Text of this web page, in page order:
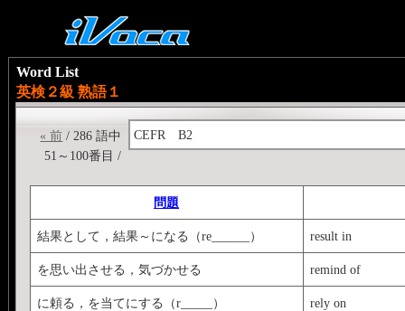
Word List
英検２級 熟語１
CEFR B2
« 前 / 286 語中
51～100番目 /
問題
結果として，結果～になる（re______） result in
を思い出させる，気づかせる remind of
に頼る，を当てにする（r_____） rely on